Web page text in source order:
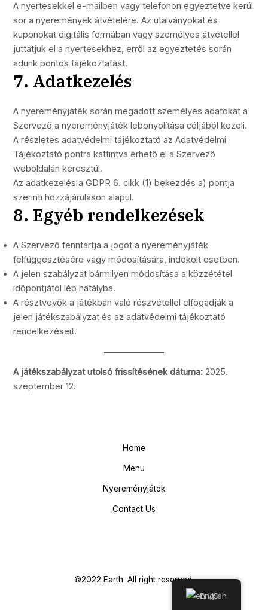
A nyertesekkel e-mailben vagy telefonon egyeztetve kerül
sor a nyeremények átvételére. Az utalványokat és
kuponokat digitális formában vagy személyes átvétellel
juttatjuk el a nyertesekhez, erről az egyeztetés során
adunk pontos tájékoztatást.
7. Adatkezelés
A nyereményjáték során megadott személyes adatokat a
Szervező a nyereményjáték lebonyolítása céljából kezeli.
A részletes adatvédelmi tájékoztató az Adatvédelmi
Tájékoztató pontra kattintva érhető el a Szervező
weboldalán keresztül.
Az adatkezelés a GDPR 6. cikk (1) bekezdés a) pontja
szerinti hozzájáruláson alapul.
8. Egyéb rendelkezések
A Szervező fenntartja a jogot a nyereményjáték
felfüggesztésére vagy módosítására, indokolt esetben.
A jelen szabályzat bármilyen módosítása a közzététel
időpontjától lép hatályba.
A résztvevők a játékban való részvétellel elfogadják a
jelen játékszabályzat és az adatvédelmi tájékoztató
rendelkezéseit.
A játékszabályzat utolsó frissítésének dátuma: 2025.
szeptember 12.
Home
Menu
Nyereményjáték
Contact Us
©2022 Earth. All right reserved.
English